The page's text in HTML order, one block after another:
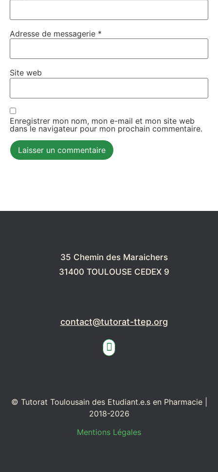
Adresse de messagerie *
Site web
Enregistrer mon nom, mon e-mail et mon site web
dans le navigateur pour mon prochain commentaire.
35 Chemin des Maraichers
31400 TOULOUSE CEDEX 9
contact@tutorat-ttep.org
© Tutorat Toulousain des Etudiant.e.s en Pharmacie |
2018-2026
Mentions Légales